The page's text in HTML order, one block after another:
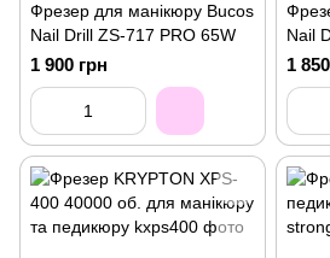
Фрезер для манікюру Bucos
Nail Drill ZS-717 PRO 65W
1 900 грн
Nail
1